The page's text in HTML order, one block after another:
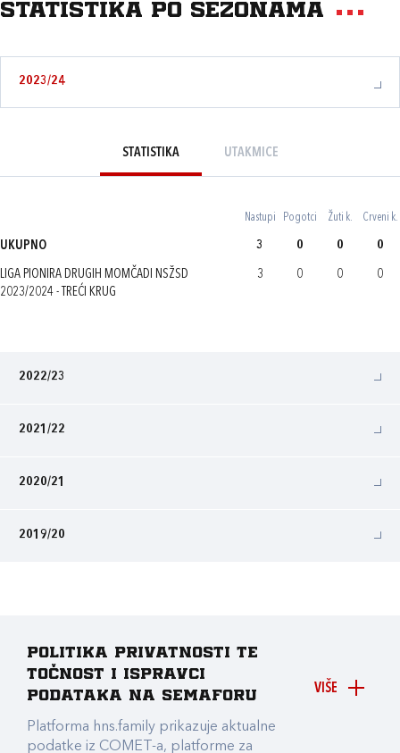
Statistika po sezonama
2023/24
STATISTIKA UTAKMICE
Nastupi Pogotci Žuti k. Crveni k.
UKUPNO 3 0 0 0
LIGA PIONIRA DRUGIH MOMČADI NSŽSD
2023/2024 - TREĆI KRUG
3 0 0 0
2022/23
2021/22
2020/21
2019/20
VIŠE
Politika privatnosti te
točnost i ispravci
podataka na Semaforu
Platforma hns.family prikazuje aktualne
podatke iz COMET-a, platforme za